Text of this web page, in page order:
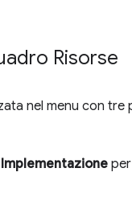
Risorse
nel menu con tre